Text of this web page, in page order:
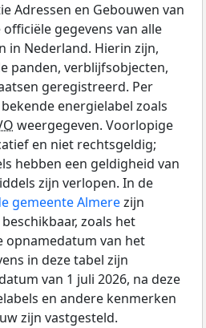
Adressen en Gebouwen van
gegevens van alle
in Nederland. Hierin zijn,
panden, verblijfsobjecten,
geregistreerd. Per
energielabel zoals
weergegeven. Voorlopige
en niet rechtsgeldig;
hebben een geldigheid van
zijn verlopen. In de
gemeente Almerezijn
zoals het
opnamedatum van het
in deze tabel zijn
van 1 juli 2026, na deze
en andere kenmerken
zijn vastgesteld.